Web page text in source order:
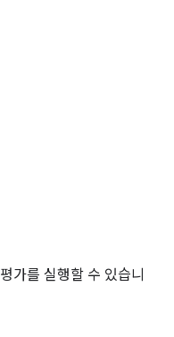
평가를 실행할 수 있습니